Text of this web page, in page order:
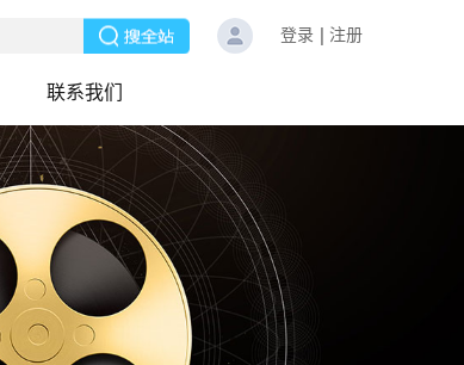
登录 注册
联系我们